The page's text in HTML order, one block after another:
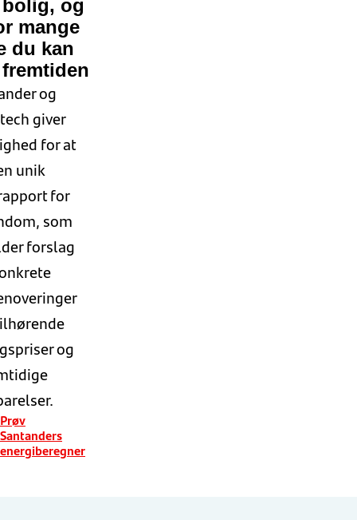
og
mange
du kan
og
giver
for at
unik
for
som
forslag
og
Prøv
Santanders
energiberegner